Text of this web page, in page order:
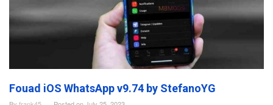
Fouad iOS WhatsApp v9.74 by StefanoYG